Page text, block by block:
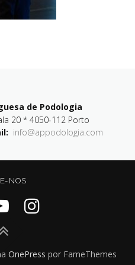
de Podologia
20 * 4050-112 Porto
info@appodologia.com
NOS
OnePress por FameThemes